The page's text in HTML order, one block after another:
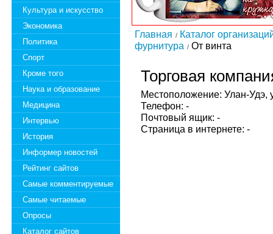
Культура и искусство
Экономика
Политика
Спорт
Кроме того
Наука и образование
Медицина
Интервью
История
Информер новостей
Рейтинг сайтов
Самые комментируемые
Самые читаемые
Опросы
Каталог сайтов
Главная
Каталог
фурнитура
От винта
Торговая
Местоположение: Улан-Удэ,
Телефон: -
Почтовый ящик: -
Страница в интернете: -